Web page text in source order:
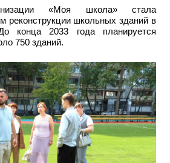
«Моя школа» стала
реконструкции школьных зданий в
конца 2033 года планируется
750 зданий.